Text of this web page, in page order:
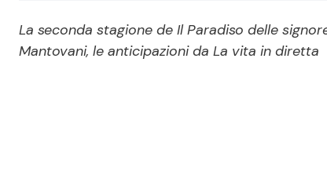
Mondo Mamma
News benessere
La seconda stagione de Il Paradiso delle
Mantovani, le anticipazioni da La vita in diretta